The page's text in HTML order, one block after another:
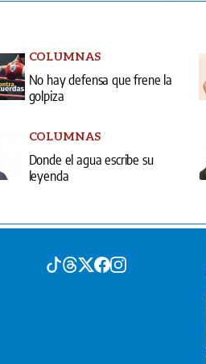
COLUMNAS
No hay defensa que frene la
golpiza
COLUMNAS
Donde el agua escribe su
leyenda